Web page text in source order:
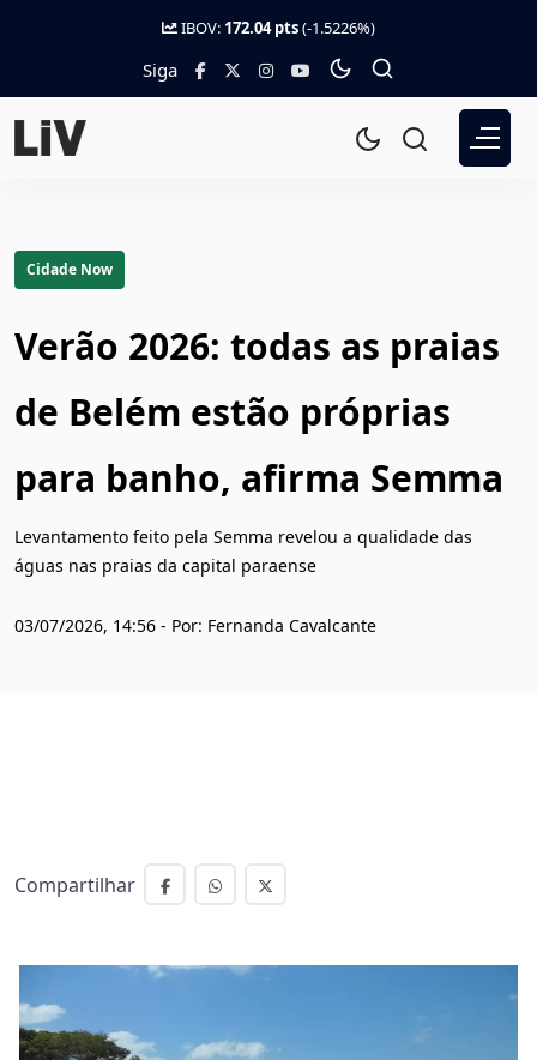
IBOV: 172.04 pts(-1.5226%)
Siga
Cidade Now
Verão 2026: todas as praias
de Belém estão próprias
para banho, afirma Semma
Levantamento feito pela Semma revelou a qualidade das
águas nas praias da capital paraense
03/07/2026, 14:56 - Por: Fernanda Cavalcante
Compartilhar